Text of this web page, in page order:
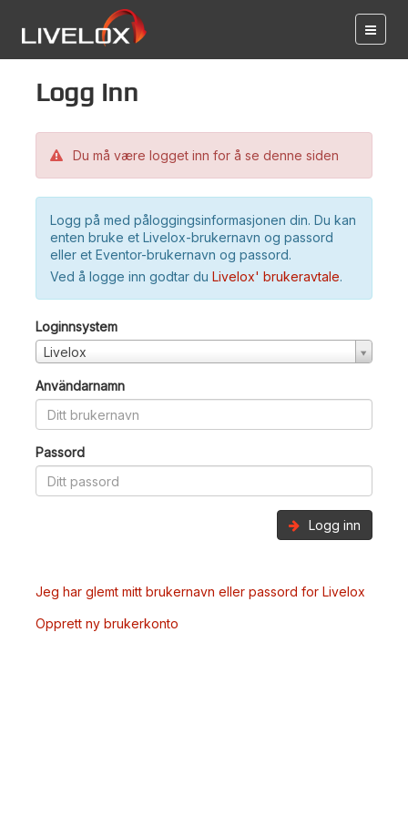
Logg inn
Du må være logget inn for å se denne siden
Logg på med påloggingsinformasjonen din. Du kan
enten bruke et Livelox-brukernavn og passord
eller et Eventor-brukernavn og passord.
Ved å logge inn godtar du Livelox' brukeravtale.
Loginnsystem
Livelox
Användarnamn
Passord
Logg inn
Jeg har glemt mitt brukernavn eller passord for Livelox
Opprett ny brukerkonto